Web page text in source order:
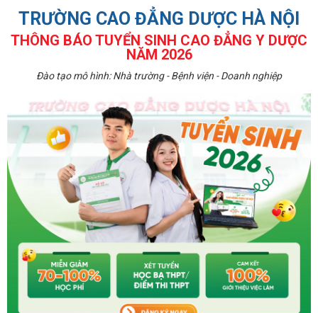
TRƯỜNG CAO ĐẲNG DƯỢC HÀ NỘI
THÔNG BÁO TUYỂN SINH CAO ĐẲNG Y DƯỢC
NĂM 2026
Đào tạo mô hình: Nhà trường - Bệnh viện - Doanh nghiệp